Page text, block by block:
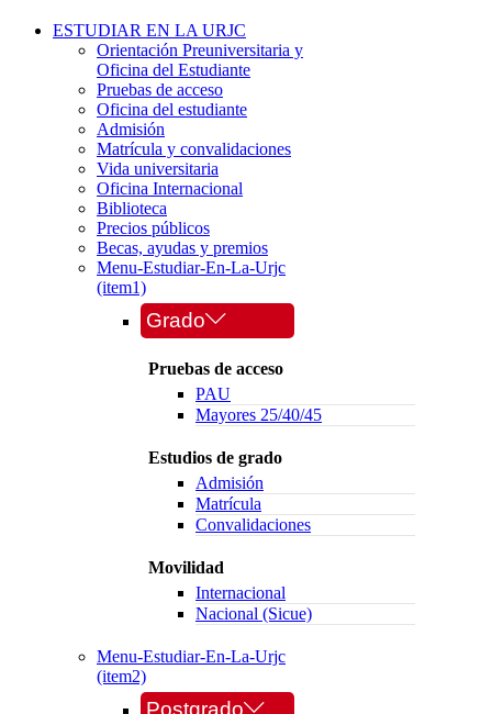
ESTUDIAR EN LA URJC
Orientación Preuniversitaria y
Oficina del Estudiante
Pruebas de acceso
Oficina del estudiante
Admisión
Matrícula y convalidaciones
Vida universitaria
Oficina Internacional
Biblioteca
Precios públicos
Becas, ayudas y premios
Menu-Estudiar-En-La-Urjc
(item1)
Grado
Pruebas de acceso
PAU
Mayores 25/40/45
Estudios de grado
Admisión
Matrícula
Convalidaciones
Movilidad
Internacional
Nacional (Sicue)
Menu-Estudiar-En-La-Urjc
(item2)
Postgrado